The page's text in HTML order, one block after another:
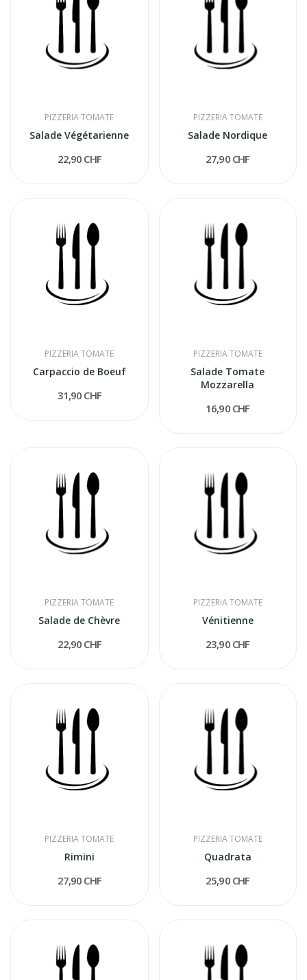
PIZZERIA TOMATE
Salade Végétarienne
22,90 CHF
PIZZERIA TOMATE
Salade Nordique
27,90 CHF
PIZZERIA TOMATE
Carpaccio de Boeuf
31,90 CHF
PIZZERIA TOMATE
Salade Tomate
Mozzarella
16,90 CHF
PIZZERIA TOMATE
Salade de Chèvre
22,90 CHF
PIZZERIA TOMATE
Vénitienne
23,90 CHF
PIZZERIA TOMATE
Rimini
27,90 CHF
PIZZERIA TOMATE
Quadrata
25,90 CHF